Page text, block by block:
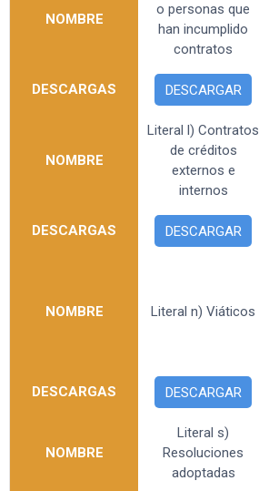
NOMBRE
o personas que
han incumplido
contratos
DESCARGAS DESCARGAR
NOMBRE
Literal l) Contratos
de créditos
externos e
internos
DESCARGAS DESCARGAR
NOMBRE Literal n) Viáticos
DESCARGAS DESCARGAR
NOMBRE
Literal s)
Resoluciones
adoptadas